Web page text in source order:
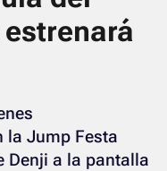
la Jump Festa
Denji a la pantalla